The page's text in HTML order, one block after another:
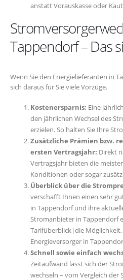
anstatt Vorauskasse oder
Tappendorf – Das
Wenn Sie den Energielieferanten in
sich daraus für Sie viele Vorzüge.
Kostenersparnis: Eine
den jährlichen Wechsel des
erzielen. So halten Sie Ihre
Zusätzliche Prämien bzw.
ersten Vertragsjahr: Direkt
Vertragsjahr bieten die
Konditionen oder sogar
Überblick über die
verschafft Ihnen einen sehr
in Tappendorf und ihre
Stromanbieter in Tappendorf
Tarifüberblick|die
Energieversorger in
Schnell sowie einfach
Zeitaufwand lässt sich der
wechseln – vom Vergleich der